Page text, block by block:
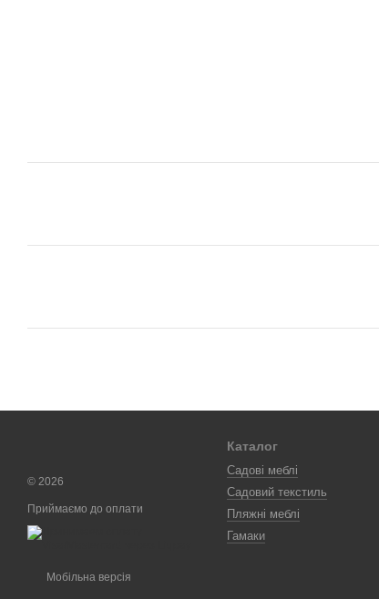
© 2026
Приймаємо до оплати
Мобільна версія
Каталог
Садові меблі
Садовий текстиль
Пляжні меблі
Гамаки